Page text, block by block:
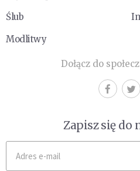
Ślub
Modlitwy
Dołącz do
Zapisz się do